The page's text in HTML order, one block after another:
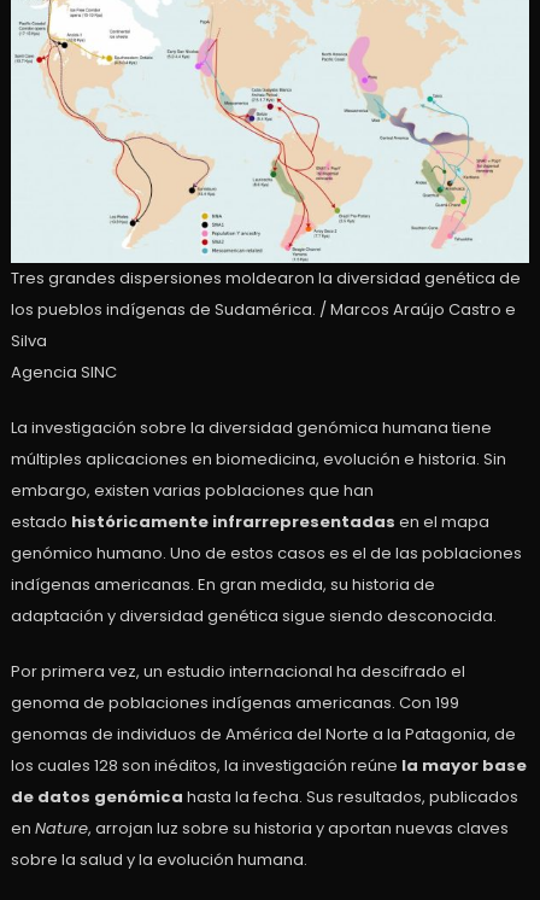
Tres grandes dispersiones moldearon la diversidad genética de
los pueblos indígenas de Sudamérica. / Marcos Araújo Castro e
Silva
Agencia SINC
La investigación sobre la diversidad genómica humana tiene
múltiples aplicaciones en biomedicina, evolución e historia. Sin
embargo, existen varias poblaciones que han
estado históricamente infrarrepresentadas en el mapa
genómico humano. Uno de estos casos es el de las poblaciones
indígenas americanas. En gran medida, su historia de
adaptación y diversidad genética sigue siendo desconocida.
Por primera vez, un estudio internacional ha descifrado el
genoma de poblaciones indígenas americanas. Con 199
genomas de individuos de América del Norte a la Patagonia, de
los cuales 128 son inéditos, la investigación reúne la mayor base
de datos genómica hasta la fecha. Sus resultados, publicados
en Nature, arrojan luz sobre su historia y aportan nuevas claves
sobre la salud y la evolución humana.